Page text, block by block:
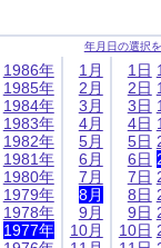
年月日の選択
1986年
1985年
1984年
1983年
1982年
1981年
1980年
1979年
1978年
1977年
1月
2月
3月
4月
5月
6月
7月
8月
9月
10月
1日
2日
3日
4日
5日
6日
7日
8日
9日
10日